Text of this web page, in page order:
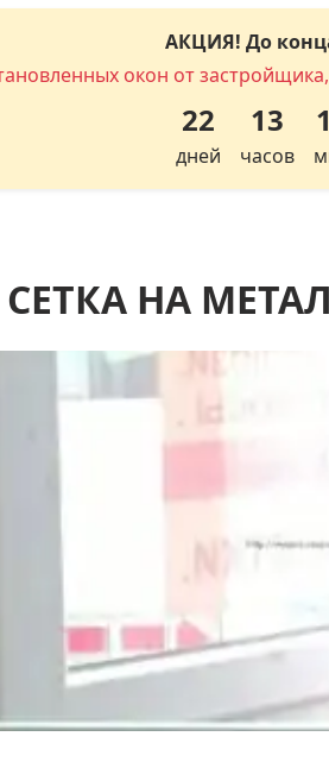
АКЦИЯ! До
окон от
22
дней
13
часов
НА